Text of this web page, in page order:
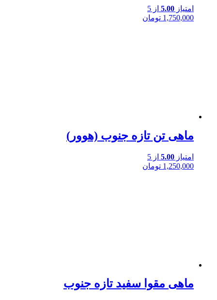
امتیاز 5.00 از 5
1,750,000 تومان
ماهی تن تازه جنوب (هوور)
امتیاز 5.00 از 5
1,250,000 تومان
ماهی مقوا سفید تازه جنوب